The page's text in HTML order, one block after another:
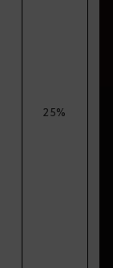
25%